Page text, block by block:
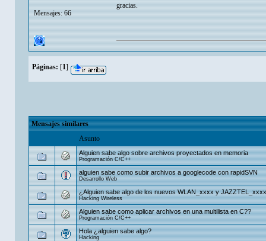
Mensajes: 66
gracias.
Páginas: [1]
Mensajes similares
Asunto
Alguien sabe algo sobre archivos proyectados en memoria
Programación C/C++
alguien sabe como subir archivos a googlecode con rapidSVN
Desarrollo Web
¿Alguien sabe algo de los nuevos WLAN_xxxx y
Hacking Wireless
Alguien sabe como aplicar archivos en una multilista en C??
Programación C/C++
Hola ¿alguien sabe algo?
Hacking